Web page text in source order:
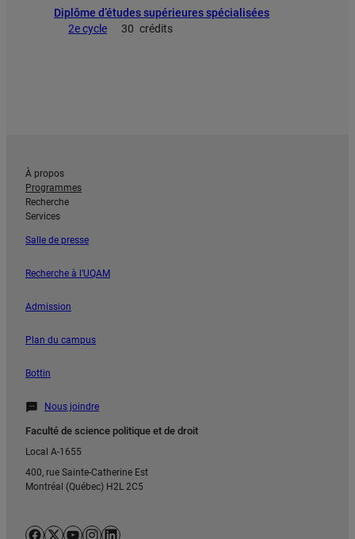
Diplôme d’études supérieures spécialisées
2e cycle
30 crédits
À propos
Programmes
Recherche
Services
Salle de presse
Recherche à l’UQAM
Admission
Plan du campus
Bottin
Nous joindre
Faculté de science politique et de droit
Local A-1655
400, rue Sainte-Catherine Est
Montréal (Québec) H2L 2C5
Facebook
X YouTube
Instagram
LinkedIn